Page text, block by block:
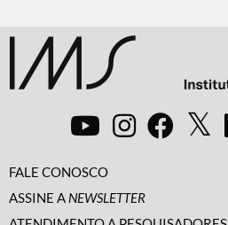
FALE CONOSCO
ASSINE A NEWSLETTER